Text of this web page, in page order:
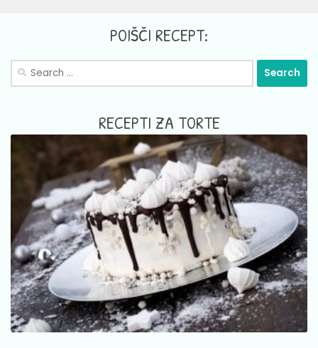
POIŠČI RECEPT:
Search
RECEPTI ZA TORTE